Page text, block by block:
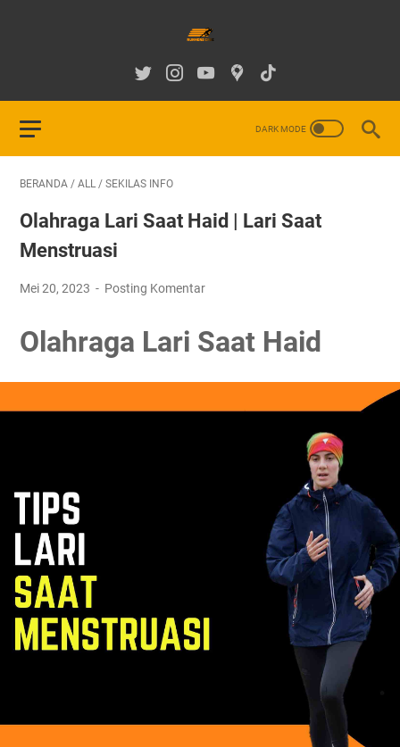
BERANDA / ALL / SEKILAS INFO
Olahraga Lari Saat Haid | Lari Saat
Menstruasi
Mei 20, 2023 Posting Komentar
Olahraga Lari Saat Haid